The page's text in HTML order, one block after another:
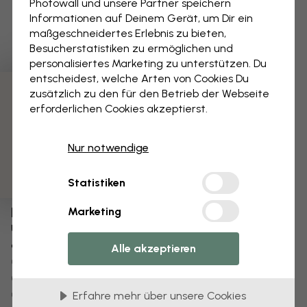
Bearbeiten Sie Ihre Tapete
Unser Designteam kann jedes Motiv optimieren,
damit es für Sie einzigartig wird.
Größe oder Farben ändern
Fügen Sie ein Objekt hinzu oder entfernen Sie es
Personalisieren Sie ein Detail
Photowall und unsere Partner speichern
Informationen auf Deinem Gerät, um Dir ein
maßgeschneidertes Erlebnis zu bieten,
Besucherstatistiken zu ermöglichen und
personalisiertes Marketing zu unterstützen. Du
entscheidest, welche Arten von Cookies Du
zusätzlich zu den für den Betrieb der Webseite
erforderlichen Cookies akzeptierst.
Nur notwendige
Statistiken
Marketing
Alle akzeptieren
Erfahre mehr über unsere Cookies